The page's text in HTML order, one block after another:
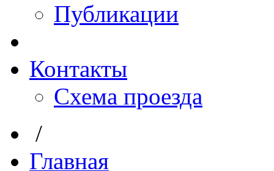
Публикации
Контакты
Схема проезда
/
Главная